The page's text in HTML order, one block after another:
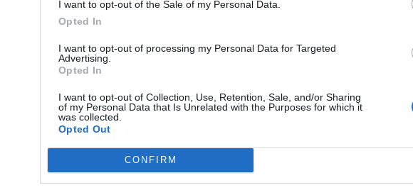
I want to opt-out of the Sale of my Personal Data.
Opted In
I want to opt-out of processing my Personal Data for Targeted
Advertising.
Opted In
I want to opt-out of Collection, Use, Retention, Sale, and/or Sharing
of my Personal Data that Is Unrelated with the Purposes for which it
was collected.
Opted Out
CONFIRM